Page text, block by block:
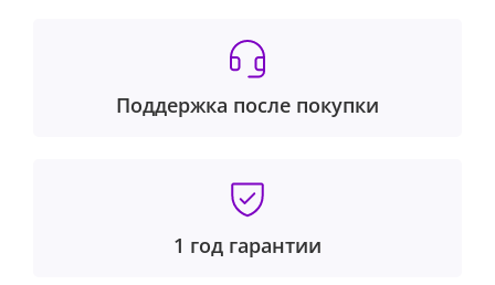
Поддержка после покупки
1 год гарантии